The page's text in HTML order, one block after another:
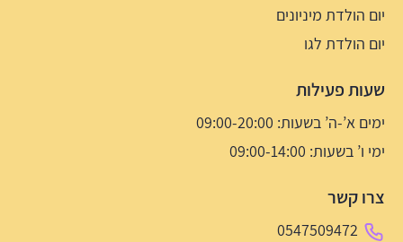
יום הולדת מיניונים
יום הולדת לגו
שעות פעילות
ימים א’-ה’ בשעות: 09:00-20:00
ימי ו’ בשעות: 09:00-14:00
צרו קשר
0547509472